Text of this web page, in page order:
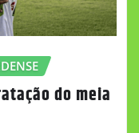
do meia